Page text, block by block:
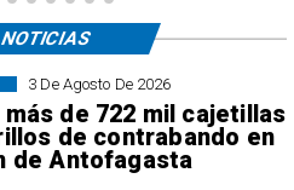
3 De Agosto De 2026
más de 722 mil cajetillas
de contrabando en
de Antofagasta